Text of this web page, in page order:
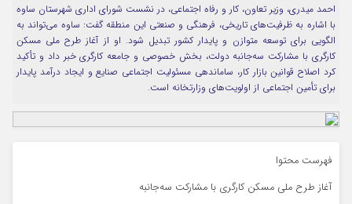
احمد میدری، وزیر تعاون، کار و رفاه اجتماعی، در نشست شورای اداری شهرستان ساوه
با اشاره به ظرفیت‌های تاریخی، فرهنگی و صنعتی این منطقه گفت: ساوه می‌تواند به
الگویی برای توسعه متوازن و پایدار کشور تبدیل شود. او از آغاز طرح ملی مسکن
کارگری با مشارکت سه‌جانبه دولت، بخش خصوصی و جامعه کارگری خبر داد و تأکید
کرد اصلاح قوانین بازار کار، ساماندهی مسئولیت اجتماعی صنایع و ایجاد درآمد پایدار
برای تأمین اجتماعی از اولویت‌های وزارتخانه است.
فهرست محتوا
آغاز طرح ملی مسکن کارگری با مشارکت سه‌جانبه